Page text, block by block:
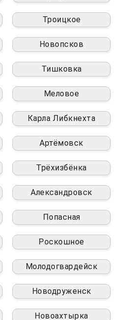
Троицкое
Новопсков
Тишковка
Меловое
Карла Либкнехта
Артёмовск
Трёхизбёнка
Александровск
Попасная
Роскошное
Молодогвардейск
Новодруженск
Новоахтырка